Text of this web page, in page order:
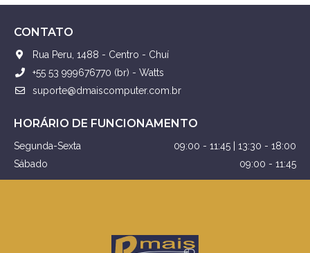
CONTATO
Rua Peru, 1488 - Centro - Chuí
+55 53 999676770 (br) - Watts
suporte@dmaiscomputer.com.br
HORÁRIO DE FUNCIONAMENTO
Segunda-Sexta
09:00 - 11:45 | 13:30 - 18:00
Sábado
09:00 - 11:45